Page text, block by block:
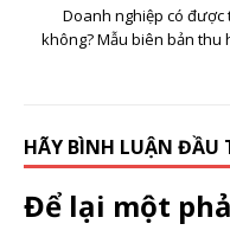
Doanh nghiệp có
không? Mẫu biên bản thu
HÃY BÌNH LUẬN ĐẦU
Để lại một